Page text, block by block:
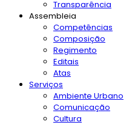
Transparência
Assembleia
Competências
Composição
Regimento
Editais
Atas
Serviços
Ambiente Urbano
Comunicação
Cultura